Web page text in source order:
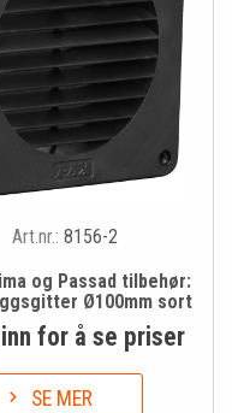
Art.nr.: 8156-2
og Passad tilbehør:
Ø100mm sort
for å se priser
SE MER